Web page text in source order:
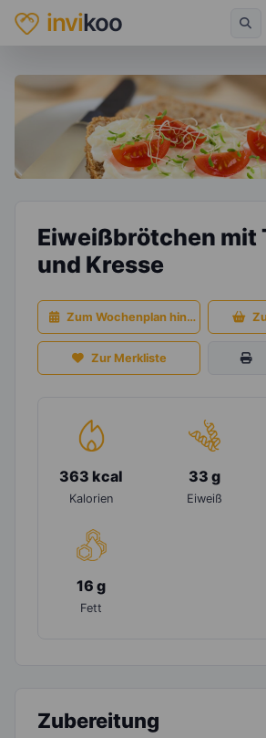
invikoo
Eiweißbrötchen mit
und Kresse
Zum Wochenplan hinzufügen
Zur Merkliste
363 kcal
Kalorien
33 g
Eiweiß
16 g
Fett
Zubereitung